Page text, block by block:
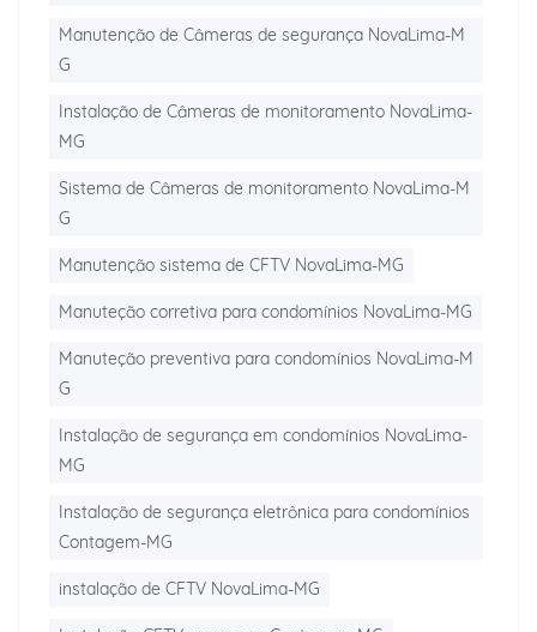
Manutenção de Câmeras de segurança NovaLima-M
G
Instalação de Câmeras de monitoramento NovaLima-
MG
Sistema de Câmeras de monitoramento NovaLima-M
G
Manutenção sistema de CFTV NovaLima-MG
Manuteção corretiva para condomínios NovaLima-MG
Manuteção preventiva para condomínios NovaLima-M
G
Instalação de segurança em condomínios NovaLima-
MG
Instalação de segurança eletrônica para condomínios
Contagem-MG
instalação de CFTV NovaLima-MG